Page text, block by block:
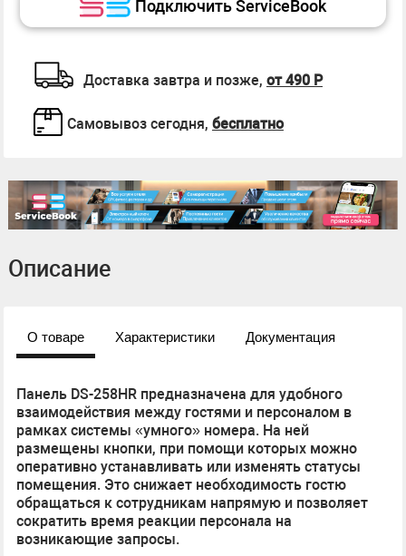
Подключить ServiceBook
Доставка завтра и позже, от 490 Р
Самовывоз сегодня, бесплатно
Описание
О товаре Характеристики Документация
Панель DS-258HR предназначена для удобного
взаимодействия между гостями и персоналом в
рамках системы «умного» номера. На ней
размещены кнопки, при помощи которых можно
оперативно устанавливать или изменять статусы
помещения. Это снижает необходимость гостю
обращаться к сотрудникам напрямую и позволяет
сократить время реакции персонала на
возникающие запросы.